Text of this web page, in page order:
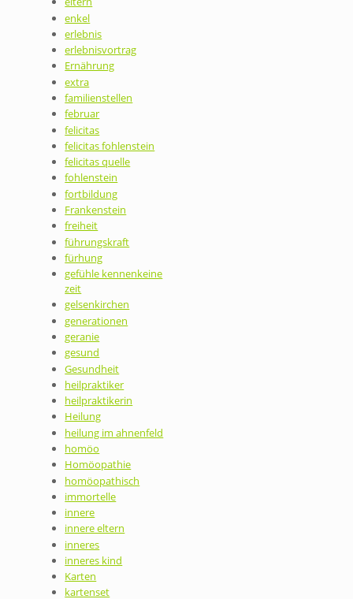
enkel
erlebnis
erlebnisvortrag
Ernährung
extra
familienstellen
februar
felicitas
felicitas fohlenstein
felicitas quelle
fohlenstein
fortbildung
Frankenstein
freiheit
führungskraft
fürhung
gefühle kennenkeine
zeit
gelsenkirchen
generationen
geranie
gesund
Gesundheit
heilpraktiker
heilpraktikerin
Heilung
heilung im ahnenfeld
homöo
Homöopathie
homöopathisch
immortelle
innere
innere eltern
inneres
inneres kind
Karten
kartenset